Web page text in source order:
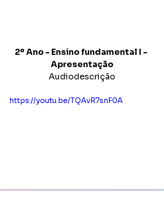
2º Ano - Ensino fundamental I -
Apresentação
Audiodescrição
https://youtu.be/TQAvR7snF0A